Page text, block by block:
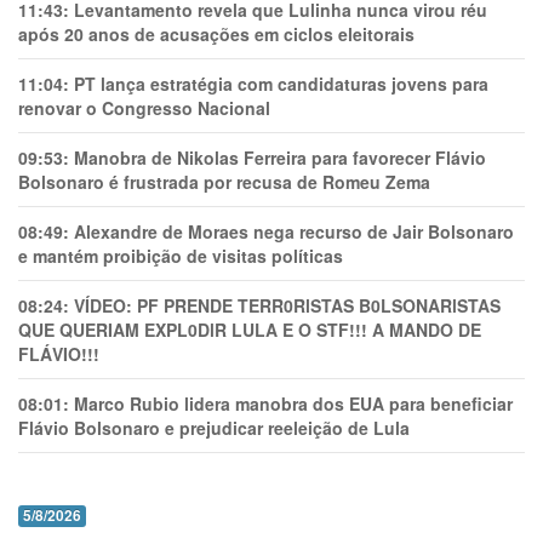
11:43: Levantamento revela que Lulinha nunca virou réu
após 20 anos de acusações em ciclos eleitorais
11:04: PT lança estratégia com candidaturas jovens para
renovar o Congresso Nacional
09:53: Manobra de Nikolas Ferreira para favorecer Flávio
Bolsonaro é frustrada por recusa de Romeu Zema
08:49: Alexandre de Moraes nega recurso de Jair Bolsonaro
e mantém proibição de visitas políticas
08:24: VÍDEO: PF PRENDE TERR0RlSTAS B0LSONARlSTAS
QUE QUERIAM EXPL0DlR LULA E O STF!!! A MANDO DE
FLÁVIO!!!
08:01: Marco Rubio lidera manobra dos EUA para beneficiar
Flávio Bolsonaro e prejudicar reeleição de Lula
5/8/2026